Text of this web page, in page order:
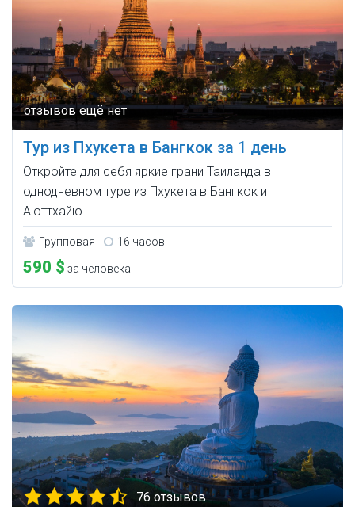
Тур из Пхукета в Бангкок за 1 день
Откройте для себя яркие грани Таиланда в
однодневном туре из Пхукета в Бангкок и
Аюттхайю.
Групповая 16 часов
590 $ за человека
76 отзывов